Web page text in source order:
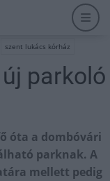
szent lukács kórház
parkoló
óta a dombóvári
parknak. A
mellett pedig